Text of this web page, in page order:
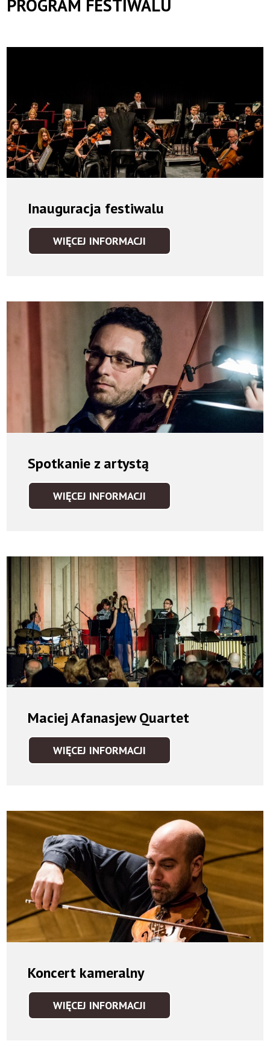
PROGRAM FESTIWALU
Inauguracja festiwalu
WIĘCEJ INFORMACJI
INAUGURACJA
Spotkanie z artystą
WIĘCEJ INFORMACJI
SPOTKANIE
Maciej Afanasjew Quartet
WIĘCEJ INFORMACJI
MACIEJ
Koncert kameralny
WIĘCEJ INFORMACJI
KONCERT